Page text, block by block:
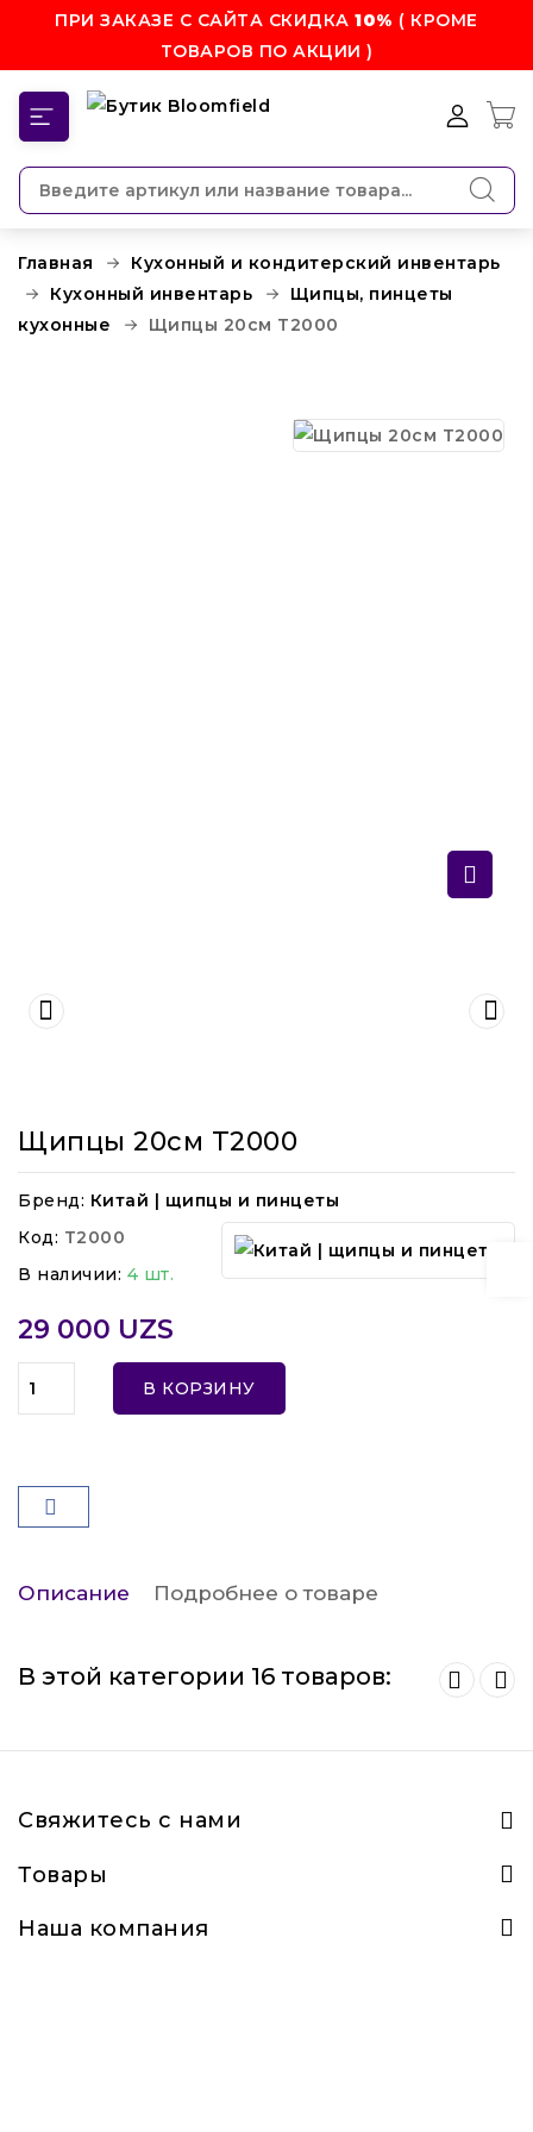
ПРИ ЗАКАЗЕ С САЙТА СКИДКА10% ( КРОМЕ
ТОВАРОВ ПО АКЦИИ )
Главная
Кухонный и кондитерский инвентарь
Кухонный инвентарь
Щипцы, пинцеты
кухонные
Щипцы 20см T2000
Щипцы 20см T2000
Бренд: Китай | щипцы и пинцеты
Код: T2000
В наличии: 4 шт.
29 000 UZS
В КОРЗИНУ
Описание Подробнее о товаре
В этой категории 16 товаров:
Свяжитесь с нами
Товары
Наша компания